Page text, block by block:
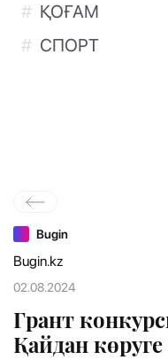
ҚОҒАМ
СПОРТ
Bugin
Bugin.kz
02.08.2024
Грант
Қайдан